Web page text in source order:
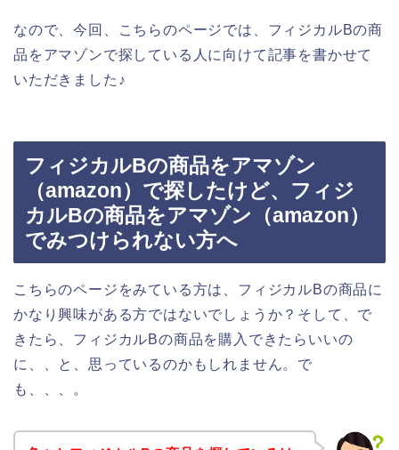
なので、今回、こちらのページでは、フィジカルBの商
品をアマゾンで探している人に向けて記事を書かせて
いただきました♪
フィジカルBの商品をアマゾン
（amazon）で探したけど、フィジ
カルBの商品をアマゾン（amazon）
でみつけられない方へ
こちらのページをみている方は、フィジカルBの商品に
かなり興味がある方ではないでしょうか？そして、で
きたら、フィジカルBの商品を購入できたらいいの
に、、と、思っているのかもしれません。で
も、、、。